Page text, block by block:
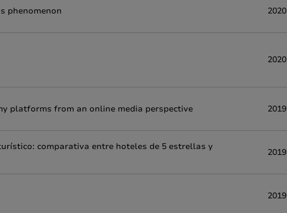
phenomenon 2020
2020
platforms from an online media perspective 2019
comparativa entre hoteles de 5 estrellas y
2019
2019